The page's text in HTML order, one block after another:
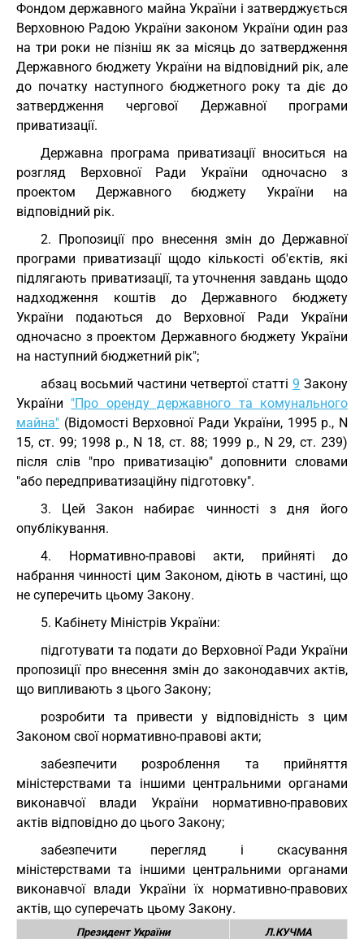
Фондом державного майна України і затверджується
Верховною Радою України законом України один раз
на три роки не пізніш як за місяць до затвердження
Державного бюджету України на відповідний рік, але
до початку наступного бюджетного року та діє до
затвердження чергової Державної програми
приватизації.
Державна програма приватизації вноситься на
розгляд Верховної Ради України одночасно з
проектом Державного бюджету України на
відповідний рік.
2. Пропозиції про внесення змін до Державної
програми приватизації щодо кількості об'єктів, які
підлягають приватизації, та уточнення завдань щодо
надходження коштів до Державного бюджету
України подаються до Верховної Ради України
одночасно з проектом Державного бюджету України
на наступний бюджетний рік";
абзац восьмий частини четвертої статті9 Закону
України "Про оренду державного та комунального
майна" (Відомості Верховної Ради України, 1995 р., N
15, ст. 99; 1998 р., N 18, ст. 88; 1999 р., N 29, ст. 239)
після слів "про приватизацію" доповнити словами
"або передприватизаційну підготовку".
3. Цей Закон набирає чинності з дня його
опублікування.
4. Нормативно-правові акти, прийняті до
набрання чинності цим Законом, діють в частині, що
не суперечить цьому Закону.
5. Кабінету Міністрів України:
підготувати та подати до Верховної Ради України
пропозиції про внесення змін до законодавчих актів,
що випливають з цього Закону;
розробити та привести у відповідність з цим
Законом свої нормативно-правові акти;
забезпечити розроблення та прийняття
міністерствами та іншими центральними органами
виконавчої влади України нормативно-правових
актів відповідно до цього Закону;
забезпечити перегляд і скасування
міністерствами та іншими центральними органами
виконавчої влади України їх нормативно-правових
актів, що суперечать цьому Закону.
Президент України Л.КУЧМА